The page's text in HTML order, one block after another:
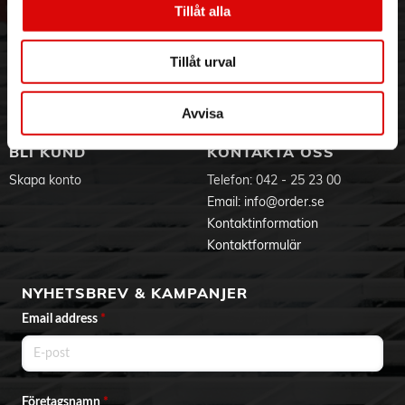
Tillåt alla
Tillåt urval
Avvisa
Svart
Visselblåsning
Aktuellt på Order
Ansökan om RMA
Godsefterlysning & Felleverans
Integritetspolicy
Om cookies
BLI KUND
Skapa konto
KONTAKTA OSS
Telefon: 042 - 25 23 00
Email: info@order.se
Kontaktinformation
Kontaktformulär
NYHETSBREV & KAMPANJER
Email address *
Företagsnamn *